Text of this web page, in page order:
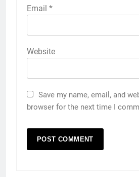
Email *
Website
Save my name, email, and
browser for the next time I